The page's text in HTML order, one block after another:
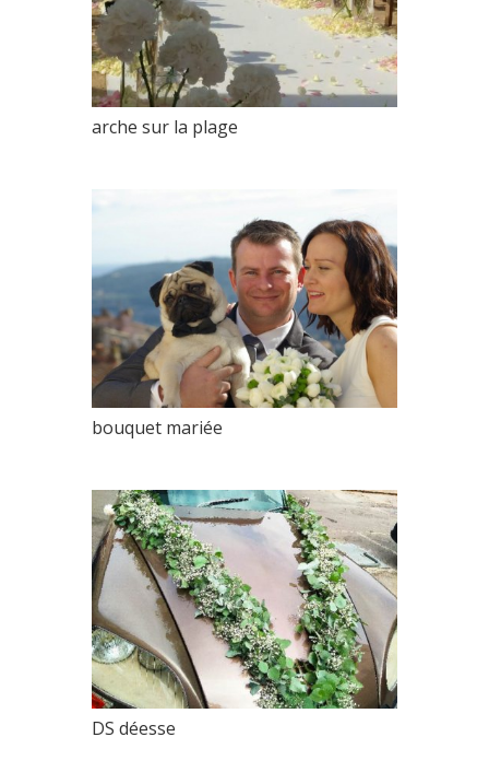
arche sur la plage
bouquet mariée
DS déesse